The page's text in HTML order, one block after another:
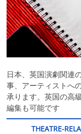
日本、英国演劇関連
事、アーティストへ
承ります。英国の高
編集も可能です
THEATRE-